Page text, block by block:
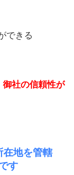
できる
社の信頼性が
在地を管轄
す